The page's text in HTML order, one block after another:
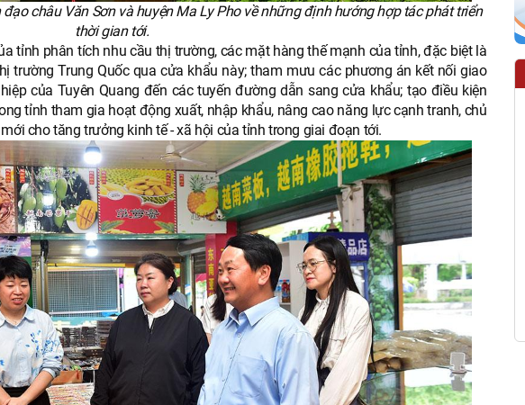
châu Văn Sơn và huyện Ma Ly Pho về những định hướng hợp tác phát triển
thời gian tới.
tỉnh phân tích nhu cầu thị trường, các mặt hàng thế mạnh của tỉnh, đặc biệt là
trường Trung Quốc qua cửa khẩu này; tham mưu các phương án kết nối giao
của Tuyên Quang đến các tuyến đường dẫn sang cửa khẩu; tạo điều kiện
tỉnh tham gia hoạt động xuất, nhập khẩu, nâng cao năng lực cạnh tranh, chủ
cho tăng trưởng kinh tế - xã hội của tỉnh trong giai đoạn tới.